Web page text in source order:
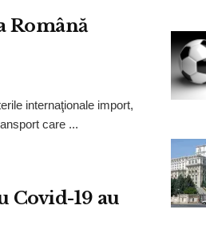
Română
internaţionale import,
care ...
Covid-19 au